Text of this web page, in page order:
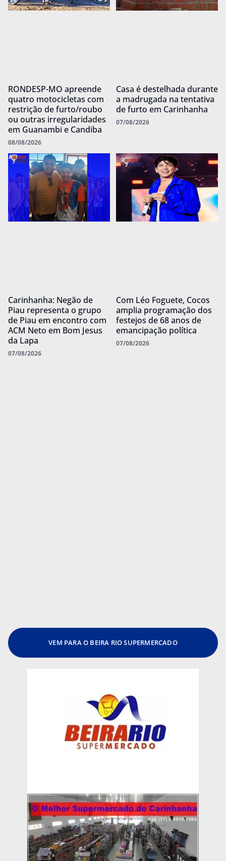
RONDESP-MO apreende
quatro motocicletas com
restrição de furto/roubo
ou outras irregularidades
em Guanambi e Candiba
08/08/2026
Casa é destelhada durante
a madrugada na tentativa
de furto em Carinhanha
07/08/2026
Carinhanha: Negão de
Piau representa o grupo
de Piau em encontro com
ACM Neto em Bom Jesus
da Lapa
07/08/2026
Com Léo Foguete, Cocos
amplia programação dos
festejos de 68 anos de
emancipação política
07/08/2026
VEM PARA O BEIRA RIO SUPERMERCADO